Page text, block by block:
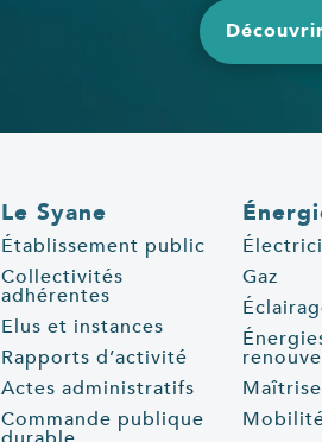
Le Syane
Établissement public
Collectivités
adhérentes
Elus et instances
Rapports d’activité
Actes administratifs
Commande publique
Gaz